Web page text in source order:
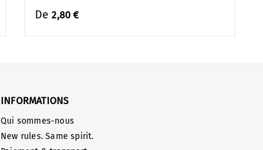
De2,80 €
INFORMATIONS
Qui sommes-nous
New rules. Same spirit.